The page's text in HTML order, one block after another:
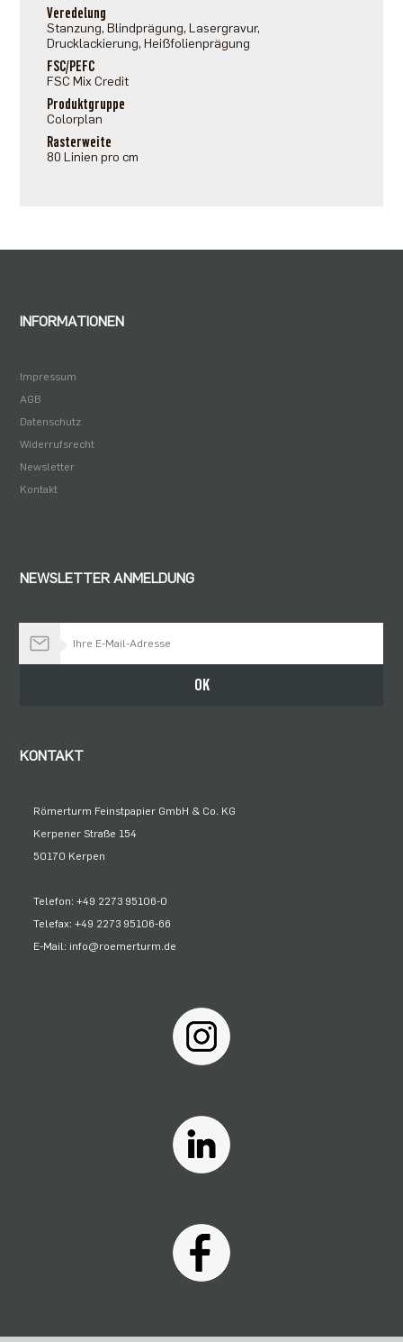
Veredelung
Stanzung, Blindprägung, Lasergravur,
Drucklackierung, Heißfolienprägung
FSC/PEFC
FSC Mix Credit
Produktgruppe
Colorplan
Rasterweite
80 Linien pro cm
INFORMATIONEN
Impressum
AGB
Datenschutz
Widerrufsrecht
Newsletter
Kontakt
NEWSLETTER ANMELDUNG
OK
KONTAKT
Römerturm Feinstpapier GmbH & Co. KG
Kerpener Straße 154
50170 Kerpen
Telefon: +49 2273 95106-0
Telefax: +49 2273 95106-66
E-Mail: info@roemerturm.de